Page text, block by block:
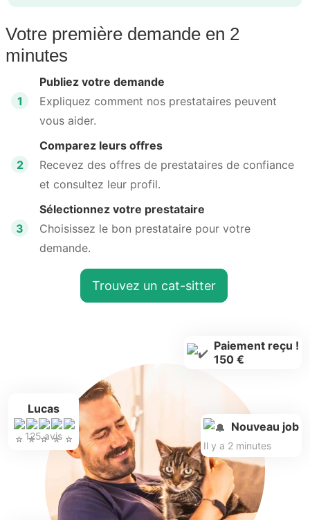
Votre première demande en 2
minutes
1
Publiez votre demande
Expliquez comment nos prestataires peuvent
vous aider.
2
Comparez leurs offres
Recevez des offres de prestataires de confiance
et consultez leur profil.
3
Sélectionnez votre prestataire
Choisissez le bon prestataire pour votre
demande.
Trouvez un cat-sitter
Lucas
125 avis
Paiement reçu !
150 €
Nouveau job
Il y a 2 minutes